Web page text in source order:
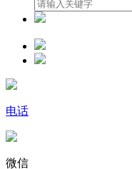
电话
微信